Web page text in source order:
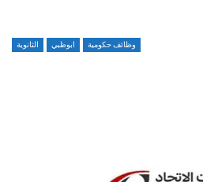
وظائف حكومية ابوظبي الثانوية